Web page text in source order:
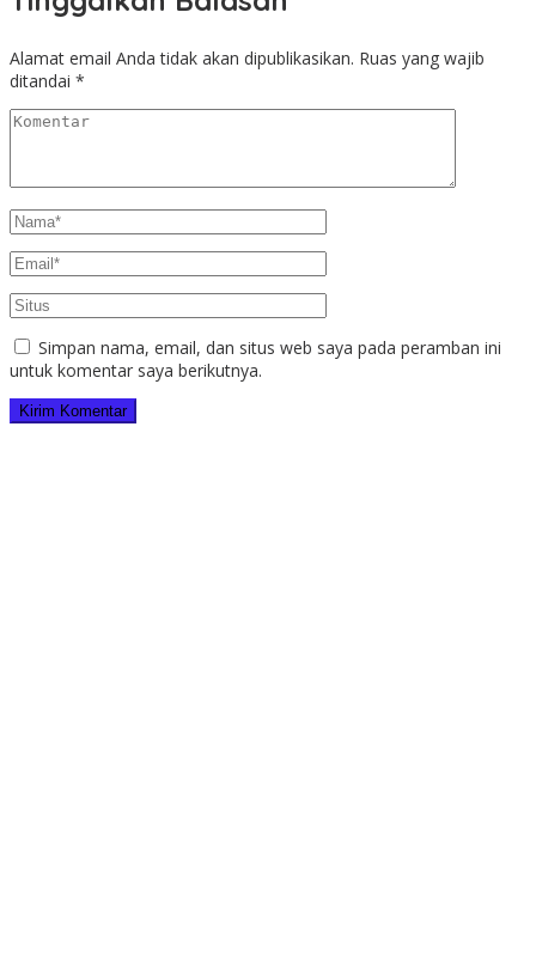
Alamat email Anda tidak akan dipublikasikan. Ruas yang wajib
ditandai *
Simpan nama, email, dan situs web saya pada peramban ini
untuk komentar saya berikutnya.